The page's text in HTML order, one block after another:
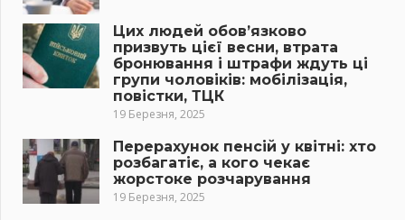
Цих людей обов’язково
призвуть цієї весни, втрата
бронювання і штрафи ждуть ці
групи чоловіків: мобілізація,
повістки, ТЦК
19 Березня, 2025
Перерахунок пенсій у квітні: хто
розбагатіє, а кого чекає
жорстоке розчарування
19 Березня, 2025